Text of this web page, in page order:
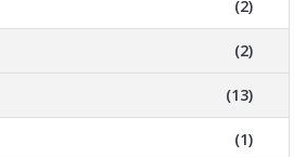
(2)
(2)
(13)
(1)